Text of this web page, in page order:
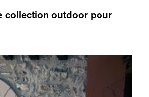
collection outdoor pour